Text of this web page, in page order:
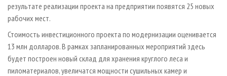
БИОЭНЕРГЕТИКА
ИНСТРУМЕНТ И МАТЕРИАЛЫ
RUSSIAN FORESTRY REVIEW
БИБЛИОТЕКА СПЕЦИАЛИСТА
результате реализации проекта на предприятии появятся 25 новых
рабочих мест.
Стоимость инвестиционного проекта по модернизации оценивается
13 млн долларов. В рамках запланированных мероприятий здесь
будет построен новый склад для хранения круглого леса и
пиломатериалов, увеличатся мощности сушильных камер и